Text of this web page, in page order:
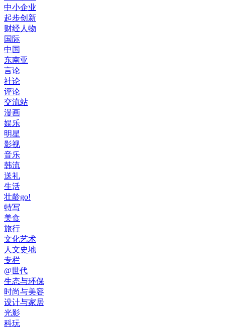
中小企业
起步创新
财经人物
国际
中国
东南亚
言论
社论
评论
交流站
漫画
娱乐
明星
影视
音乐
韩流
送礼
生活
壮龄go!
特写
美食
旅行
文化艺术
人文史地
专栏
@世代
生态与环保
时尚与美容
设计与家居
光影
科玩